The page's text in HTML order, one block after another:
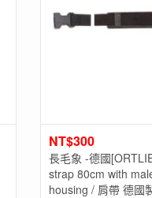
NT$300
長毛象 -德國
strap 80cm with
housing / 肩帶 德國